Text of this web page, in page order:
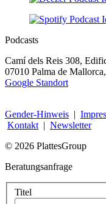
Podcasts
Camí dels Reis 308,
07010 Palma de
Google Standort
Gender-Hinweis
Kontakt| Newsletter
© 2026 PlattesGroup
Beratungsanfrage
Titel